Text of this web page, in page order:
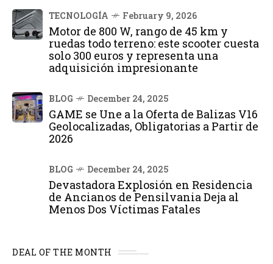
TECNOLOGÍA February 9, 2026
Motor de 800 W, rango de 45 km y
ruedas todo terreno: este scooter cuesta
solo 300 euros y representa una
adquisición impresionante
BLOG December 24, 2025
GAME se Une a la Oferta de Balizas V16
Geolocalizadas, Obligatorias a Partir de
2026
BLOG December 24, 2025
Devastadora Explosión en Residencia
de Ancianos de Pensilvania Deja al
Menos Dos Víctimas Fatales
DEAL OF THE MONTH